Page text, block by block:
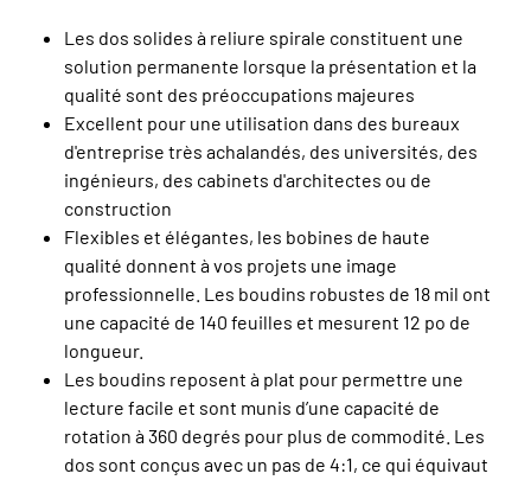
Les dos solides à reliure spirale constituent une
solution permanente lorsque la présentation et la
qualité sont des préoccupations majeures
Excellent pour une utilisation dans des bureaux
d'entreprise très achalandés, des universités, des
ingénieurs, des cabinets d'architectes ou de
construction
Flexibles et élégantes, les bobines de haute
qualité donnent à vos projets une image
professionnelle. Les boudins robustes de 18 mil ont
une capacité de 140 feuilles et mesurent 12 po de
longueur.
Les boudins reposent à plat pour permettre une
lecture facile et sont munis d’une capacité de
rotation à 360 degrés pour plus de commodité. Les
dos sont conçus avec un pas de 4:1, ce qui équivaut